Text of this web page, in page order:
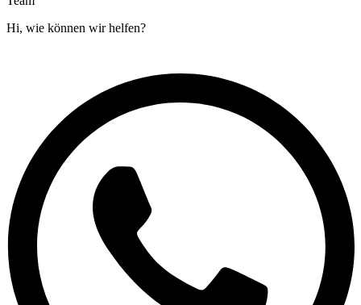
Hi, wie können wir helfen?